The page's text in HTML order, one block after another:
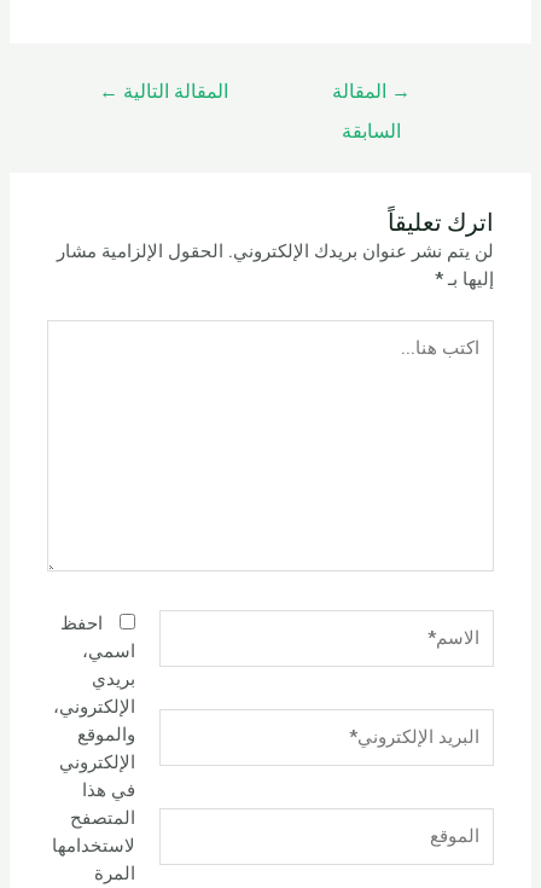
→
المقالة
السابقة
المقالة التالية ←
اترك تعليقاً
لن يتم نشر عنوان بريدك الإلكتروني. الحقول الإلزامية مشار
إليها بـ*
هنا...
الإلكتروني*
احفظ
اسمي،
بريدي
الإلكتروني،
والموقع
الإلكتروني
في هذا
المتصفح
لاستخدامها
المرة